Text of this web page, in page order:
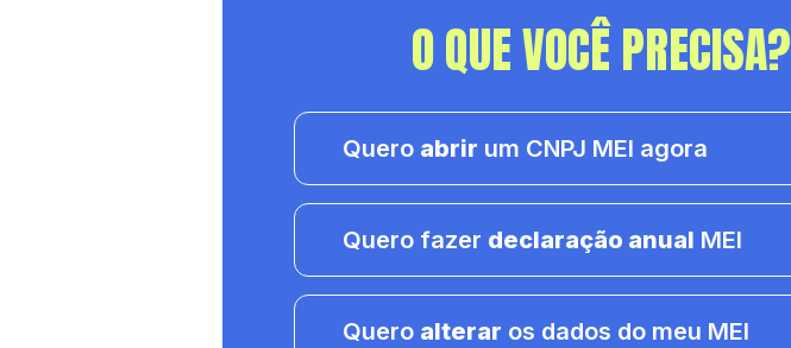
O QUE VOCÊ PRECISA?
Quero abrir um CNPJ MEI agora
Quero fazer declaração anual MEI
Quero alterar os dados do meu MEI